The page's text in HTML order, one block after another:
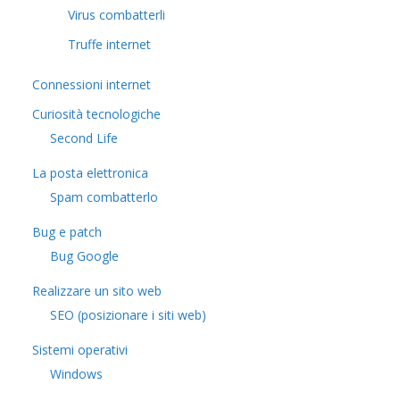
Virus combatterli
Truffe internet
Connessioni internet
Curiosità tecnologiche
​Second Life
La posta elettronica
Spam combatterlo
Bug e patch
Bug Google
Realizzare un sito web
SEO (posizionare i siti web)
Sistemi operativi
Windows